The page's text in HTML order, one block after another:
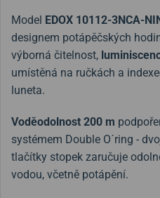
Model EDOX 10112-3NCA-
designem potápěčských
výborná čitelnost,
umístěná na ručkách a
luneta.
Voděodolnost 200 m
systémem Double O´ring -
tlačítky stopek zaručuje
vodou, včetně potápění.